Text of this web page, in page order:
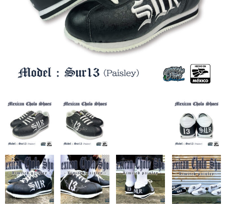
コーチジャケット
スウェット＆フーディ
ヘッドギア
ORIGINAL
STILL 90’s
Chicano Life
Brown Pride
Por Vida